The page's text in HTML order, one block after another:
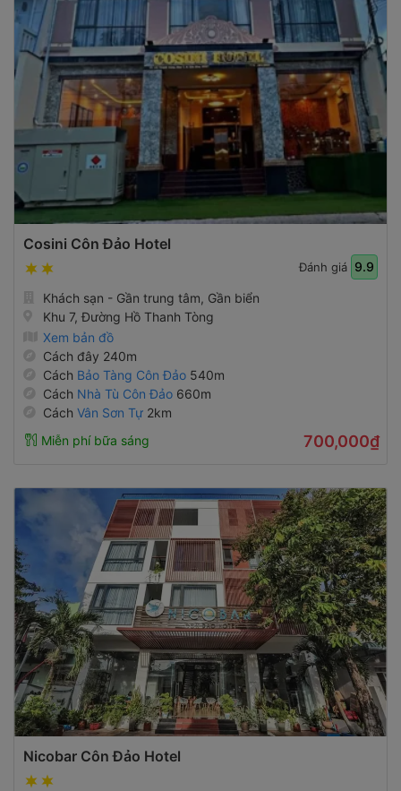
Cosini Côn Đảo Hotel
Đánh giá 9.9
Khách sạn - Gần trung tâm, Gần biển
Khu 7, Đường Hồ Thanh Tòng
Xem bản đồ
Cách đây 240m
Cách Bảo Tàng Côn Đảo 540m
Cách Nhà Tù Côn Đảo 660m
Cách Vân Sơn Tự 2km
Miễn phí bữa sáng
700,000₫
Nicobar Côn Đảo Hotel